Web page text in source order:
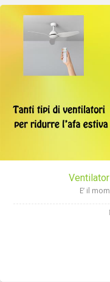
E’ il